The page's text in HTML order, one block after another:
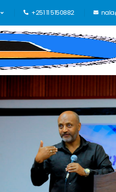
+251 11 5150882